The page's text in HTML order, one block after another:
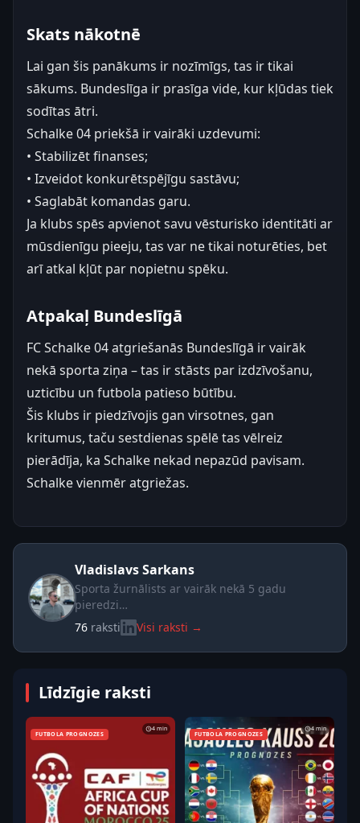
Skats nākotnē
Lai gan šis panākums ir nozīmīgs, tas ir tikai
sākums. Bundeslīga ir prasīga vide, kur kļūdas tiek
sodītas ātri.
Schalke 04 priekšā ir vairāki uzdevumi:
• Stabilizēt finanses;
• Izveidot konkurētspējīgu sastāvu;
• Saglabāt komandas garu.
Ja klubs spēs apvienot savu vēsturisko identitāti ar
mūsdienīgu pieeju, tas var ne tikai noturēties, bet
arī atkal kļūt par nopietnu spēku.
Atpakaļ Bundeslīgā
FC Schalke 04 atgriešanās Bundeslīgā ir vairāk
nekā sporta ziņa – tas ir stāsts par izdzīvošanu,
uzticību un futbola patieso būtību.
Šis klubs ir piedzīvojis gan virsotnes, gan
kritumus, taču sestdienas spēlē tas vēlreiz
pierādīja, ka Schalke nekad nepazūd pavisam.
Schalke vienmēr atgriežas.
Vladislavs Sarkans
Sporta žurnālists ar vairāk nekā 5 gadu
pieredzi…
76 raksti Visi raksti →
Līdzīgie raksti
FUTBOLA PROGNOZES
4 min
FUTBOLA PROGNOZES
4 min